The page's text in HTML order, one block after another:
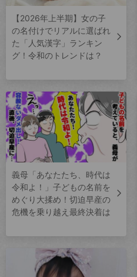
【2026年上半期】女の子
の名付けでリアルに選ばれ
た「人気漢字」ランキン
グ！令和のトレンドは？
義母「あなたたち、時代は
令和よ！」子どもの名前を
めぐり大揉め！切迫早産の
危機を乗り越え最終決着は